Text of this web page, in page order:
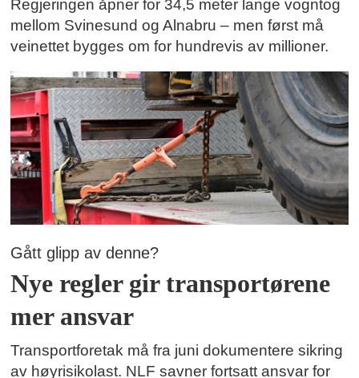
Regjeringen åpner for 34,5 meter lange vogntog
mellom Svinesund og Alnabru – men først må
veinettet bygges om for hundrevis av millioner.
Gått glipp av denne?
Nye regler gir transportørene
mer ansvar
Transportforetak må fra juni dokumentere sikring
av høyrisikolast. NLF savner fortsatt ansvar for